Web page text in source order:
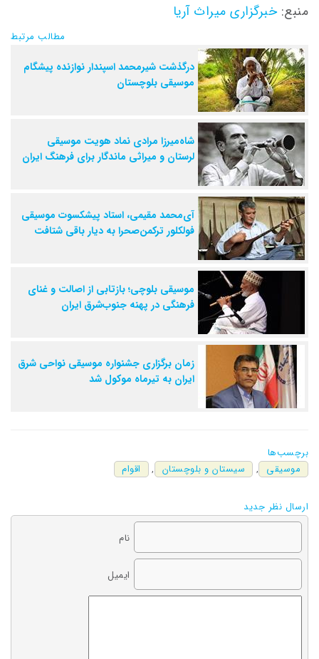
منبع:خبرگزاری میراث آریا
مطالب مرتبط
درگذشت شیرمحمد اسپندار نوازنده پیشگام
موسیقی بلوچستان
شاه‌میرزا مرادی نماد هویت موسیقی
لرستان و میراثی ماندگار برای فرهنگ ایران
آی‌محمد مقیمی، استاد پیشکسوت موسیقی
فولکلور ترکمن‌صحرا به دیار باقی شتافت
موسیقی بلوچی؛ بازتابی از اصالت و غنای
فرهنگی در پهنه جنوب‌شرق ایران
زمان برگزاری جشنواره موسیقی نواحی شرق
ایران به تیرماه موکول شد
برچسب‌ها
موسیقی
, سیستان و بلوچستان , اقوام
ارسال نظر جدید
نام
ایمیل